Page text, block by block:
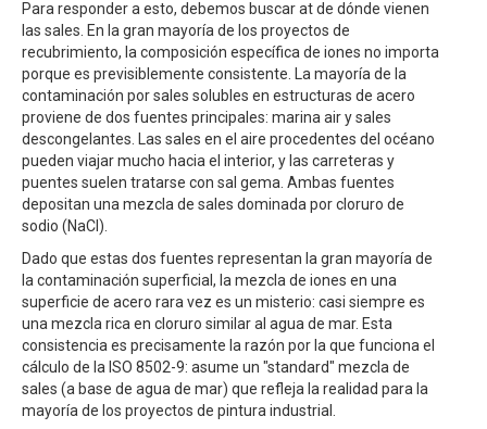
Para responder a esto, debemos buscar at de dónde vienen
las sales. En la gran mayoría de los proyectos de
recubrimiento, la composición específica de iones no importa
porque es previsiblemente consistente. La mayoría de la
contaminación por sales solubles en estructuras de acero
proviene de dos fuentes principales: marina air y sales
descongelantes. Las sales en el aire procedentes del océano
pueden viajar mucho hacia el interior, y las carreteras y
puentes suelen tratarse con sal gema. Ambas fuentes
depositan una mezcla de sales dominada por cloruro de
sodio (NaCl).
Dado que estas dos fuentes representan la gran mayoría de
la contaminación superficial, la mezcla de iones en una
superficie de acero rara vez es un misterio: casi siempre es
una mezcla rica en cloruro similar al agua de mar. Esta
consistencia es precisamente la razón por la que funciona el
cálculo de la ISO 8502-9: asume un "standard" mezcla de
sales (a base de agua de mar) que refleja la realidad para la
mayoría de los proyectos de pintura industrial.